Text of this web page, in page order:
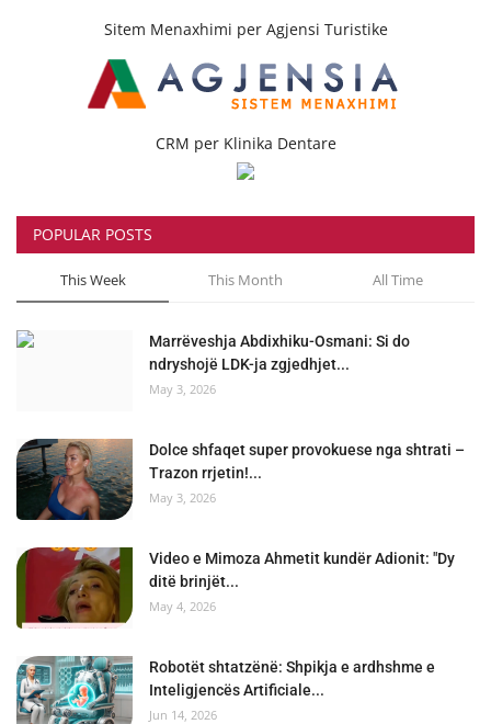
Sitem Menaxhimi per Agjensi Turistike
CRM per Klinika Dentare
POPULAR POSTS
This Week This Month All Time
Marrëveshja Abdixhiku-Osmani: Si do
ndryshojë LDK-ja zgjedhjet...
May 3, 2026
Dolce shfaqet super provokuese nga shtrati –
Trazon rrjetin!...
May 3, 2026
Video e Mimoza Ahmetit kundër Adionit: "Dy
ditë brinjët...
May 4, 2026
Robotët shtatzënë: Shpikja e ardhshme e
Inteligjencës Artificiale...
Jun 14, 2026